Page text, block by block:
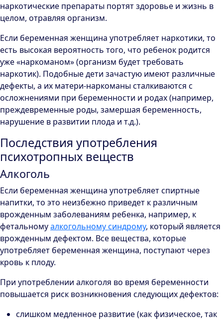
наркотические препараты портят здоровье и жизнь в
целом, отравляя организм.
Если беременная женщина употребляет наркотики, то
есть высокая вероятность того, что ребенок родится
уже «наркоманом» (организм будет требовать
наркотик). Подобные дети зачастую имеют различные
дефекты, а их матери-наркоманы сталкиваются с
осложнениями при беременности и родах (например,
преждевременные роды, замершая беременность,
нарушение в развитии плода и т.д.).
Последствия употребления
психотропных веществ
Алкоголь
Если беременная женщина употребляет спиртные
напитки, то это неизбежно приведет к различным
врожденным заболеваниям ребенка, например, к
фетальномуалкогольному синдрому, который является
врожденным дефектом. Все вещества, которые
употребляет беременная женщина, поступают через
кровь к плоду.
При употреблении алкоголя во время беременности
повышается риск возникновения следующих дефектов:
слишком медленное развитие (как физическое, так